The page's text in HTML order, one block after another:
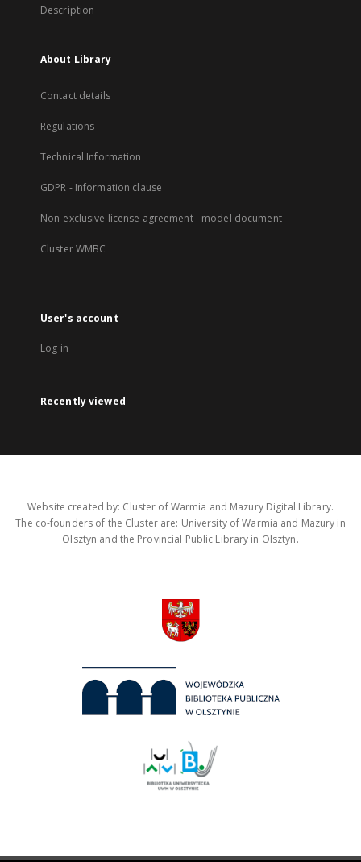
Description
About Library
Contact details
Regulations
Technical Information
GDPR - Information clause
Non-exclusive license agreement - model document
Cluster WMBC
User's account
Log in
Recently viewed
Website created by: Cluster of Warmia and Mazury Digital Library.
The co-founders of the Cluster are: University of Warmia and Mazury in
Olsztyn and the Provincial Public Library in Olsztyn.